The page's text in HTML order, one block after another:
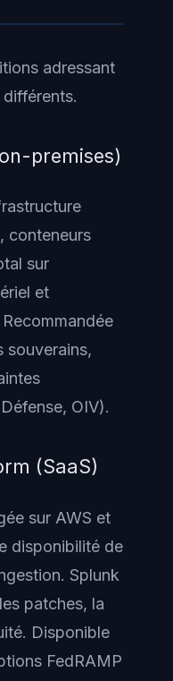
adressant
premises)
conteneurs
sur
et
souverains,
OIV).
(SaaS)
sur AWS et
disponibilité de
Splunk
patches, la
Disponible
FedRAMP